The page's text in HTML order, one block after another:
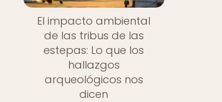
El impacto ambiental
de las tribus de las
estepas: Lo que los
hallazgos
arqueológicos nos
dicen